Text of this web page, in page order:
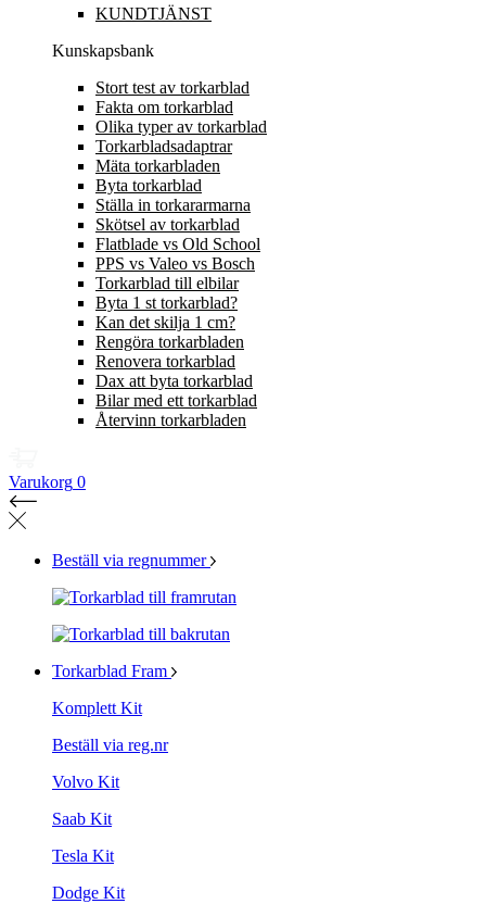
KUNDTJÄNST
Kunskapsbank
Stort test av torkarblad
Fakta om torkarblad
Olika typer av torkarblad
Torkarbladsadaptrar
Mäta torkarbladen
Byta torkarblad
Ställa in torkararmarna
Skötsel av torkarblad
Flatblade vs Old School
PPS vs Valeo vs Bosch
Torkarblad till elbilar
Byta 1 st torkarblad?
Kan det skilja 1 cm?
Rengöra torkarbladen
Renovera torkarblad
Dax att byta torkarblad
Bilar med ett torkarblad
Återvinn torkarbladen
Varukorg 0
Beställ via regnummer
Torkarblad Fram
Komplett Kit
Beställ via reg.nr
Volvo Kit
Saab Kit
Tesla Kit
Dodge Kit